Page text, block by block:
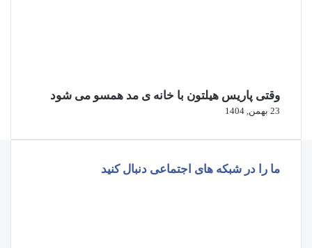
وقتی پاریس هیلتون با خانه‌ ی مد همسو می شود
23 بهمن, 1404
ما را در شبکه های اجتماعی دنبال کنید